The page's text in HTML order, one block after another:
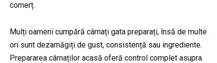
comerț.
Mulți oameni cumpără cârnați gata preparați, însă de multe
ori sunt dezamăgiți de gust, consistență sau ingrediente.
Prepararea cârnaților acasă oferă control complet asupra